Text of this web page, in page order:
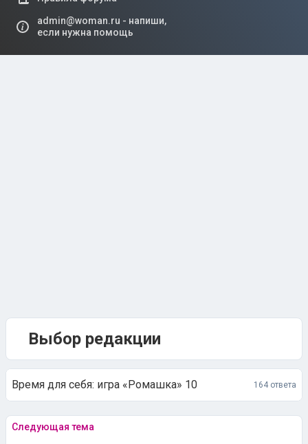
admin@woman.ru - напиши,
если нужна помощь
Выбор редакции
Время для себя: игра «Ромашка» 10 164 ответа
Следующая тема